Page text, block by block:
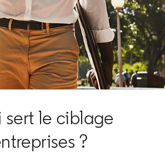
sert le ciblage
?